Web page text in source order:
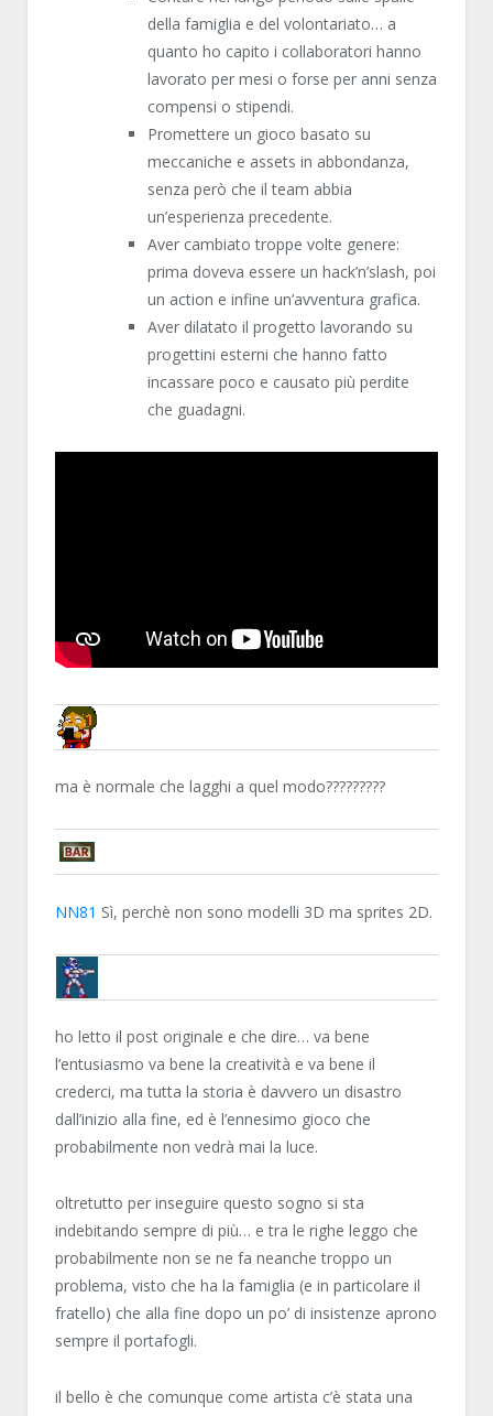
della famiglia e del volontariato… a
quanto ho capito i collaboratori hanno
lavorato per mesi o forse per anni senza
compensi o stipendi.
Promettere un gioco basato su
meccaniche e assets in abbondanza,
senza però che il team abbia
un’esperienza precedente.
Aver cambiato troppe volte genere:
prima doveva essere un hack’n’slash, poi
un action e infine un’avventura grafica.
Aver dilatato il progetto lavorando su
progettini esterni che hanno fatto
incassare poco e causato più perdite
che guadagni.
NN81
ma è normale che lagghi a quel modo?????????
YOUWON
NN81 Sì, perchè non sono modelli 3D ma sprites 2D.
BRUNOB
ho letto il post originale e che dire… va bene
l’entusiasmo va bene la creatività e va bene il
crederci, ma tutta la storia è davvero un disastro
dall’inizio alla fine, ed è l’ennesimo gioco che
probabilmente non vedrà mai la luce.
oltretutto per inseguire questo sogno si sta
indebitando sempre di più… e tra le righe leggo che
probabilmente non se ne fa neanche troppo un
problema, visto che ha la famiglia (e in particolare il
fratello) che alla fine dopo un po’ di insistenze aprono
sempre il portafogli.
il bello è che comunque come artista c’è stata una